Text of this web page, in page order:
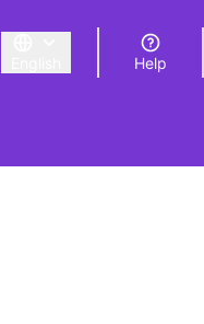
Triar la llengua Elegir el
Help